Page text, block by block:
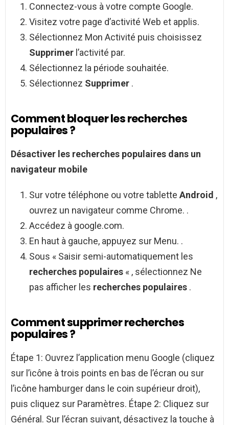
Connectez-vous à votre compte Google.
Visitez votre page d’activité Web et applis.
Sélectionnez Mon Activité puis choisissez
Supprimer l’activité par.
Sélectionnez la période souhaitée.
Sélectionnez Supprimer .
Comment bloquer les recherches
populaires ?
Désactiver les recherches populaires dans un
navigateur mobile
Sur votre téléphone ou votre tablette Android ,
ouvrez un navigateur comme Chrome. .
Accédez à google.com.
En haut à gauche, appuyez sur Menu. .
Sous « Saisir semi-automatiquement les
recherches populaires « , sélectionnez Ne
pas afficher les recherches populaires .
Comment supprimer recherches
populaires ?
Étape 1: Ouvrez l’application menu Google (cliquez
sur l’icône à trois points en bas de l’écran ou sur
l’icône hamburger dans le coin supérieur droit),
puis cliquez sur Paramètres. Étape 2: Cliquez sur
Général. Sur l’écran suivant, désactivez la touche à